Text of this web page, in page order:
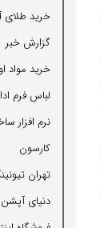
خرید
گزارش خبر
خرید مواد
لباس فرم
نرم افزار
كارسون
تهران
دنیای